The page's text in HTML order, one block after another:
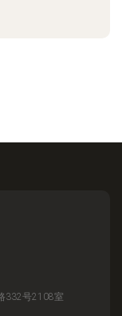
332号2108室